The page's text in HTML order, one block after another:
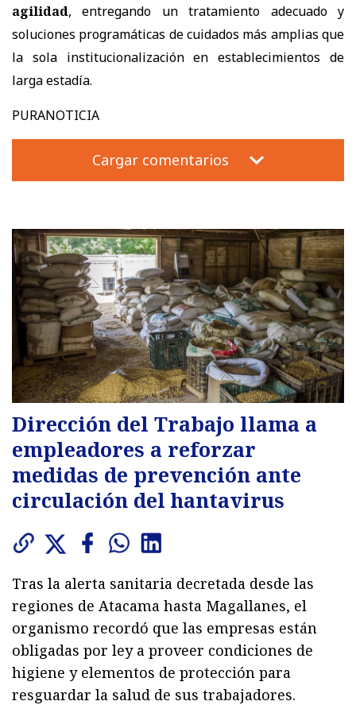
agilidad, entregando un tratamiento adecuado y
soluciones programáticas de cuidados más amplias que
la sola institucionalización en establecimientos de
larga estadía.
PURANOTICIA
Cargar comentarios
Dirección del Trabajo llama a
empleadores a reforzar
medidas de prevención ante
circulación del hantavirus
Tras la alerta sanitaria decretada desde las
regiones de Atacama hasta Magallanes, el
organismo recordó que las empresas están
obligadas por ley a proveer condiciones de
higiene y elementos de protección para
resguardar la salud de sus trabajadores.